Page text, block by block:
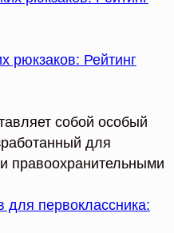
рюкзаков: Рейтинг
собой особый
для
правоохранительными